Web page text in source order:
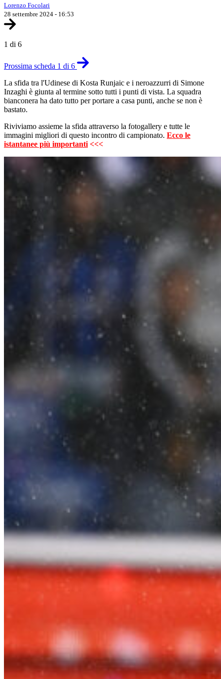
Lorenzo Focolari
28 settembre 2024 - 16:53
1 di 6
Prossima scheda 1 di 6
La sfida tra l'Udinese di Kosta Runjaic e i neroazzurri di Simone
Inzaghi è giunta al termine sotto tutti i punti di vista. La squadra
bianconera ha dato tutto per portare a casa punti, anche se non è
bastato.
Riviviamo assieme la sfida attraverso la fotogallery e tutte le
immagini migliori di questo incontro di campionato. Ecco le
istantanee più importanti <<<